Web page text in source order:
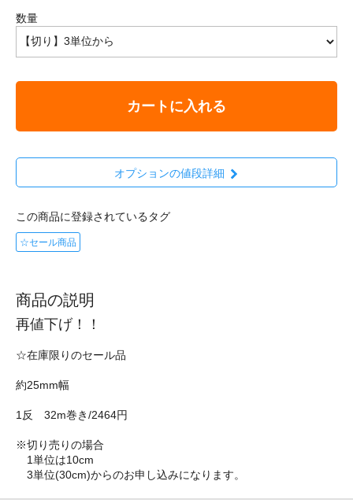
数量
カートに入れる
オプションの値段詳細
この商品に登録されているタグ
☆セール商品
商品の説明
再値下げ！！
☆在庫限りのセール品
約25mm幅
1反 32m巻き/2464円
※切り売りの場合
1単位は10cm
3単位(30cm)からのお申し込みになります。